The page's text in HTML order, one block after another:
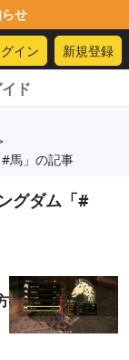
せ
イン 新規登録
ド
馬」の記事
グダム「#